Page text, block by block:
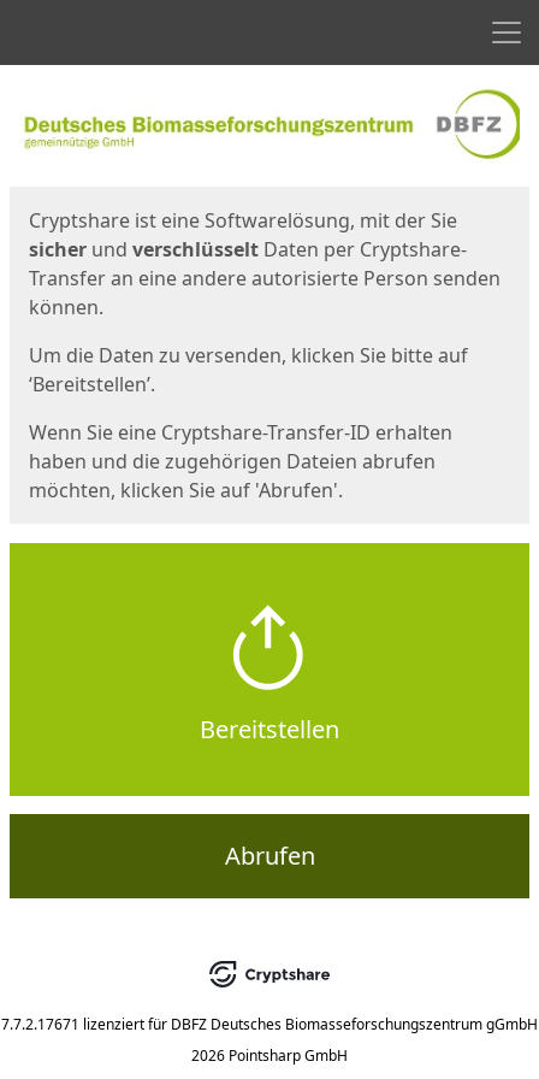
Cryptshare ist eine Softwarelösung, mit der Sie
sicher und verschlüsselt Daten per Cryptshare-
Transfer an eine andere autorisierte Person senden
können.
Um die Daten zu versenden, klicken Sie bitte auf
‘Bereitstellen’.
Wenn Sie eine Cryptshare-Transfer-ID erhalten
haben und die zugehörigen Dateien abrufen
möchten, klicken Sie auf 'Abrufen'.
Bereitstellen
Abrufen
7.7.2.17671 lizenziert für DBFZ Deutsches Biomasseforschungszentrum gGmbH
2026 Pointsharp GmbH